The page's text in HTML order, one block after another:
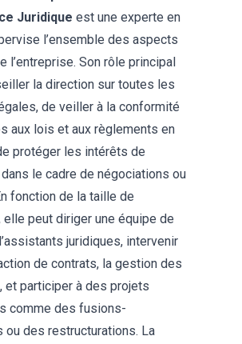
Juridique est une experte en
l’ensemble des aspects
l’entreprise. Son rôle principal
la direction sur toutes les
de veiller à la conformité
aux lois et aux règlements en
protéger les intérêts de
dans le cadre de négociations ou
fonction de la taille de
elle peut diriger une équipe de
juridiques, intervenir
de contrats, la gestion des
et participer à des projets
comme des fusions-
ou des restructurations. La